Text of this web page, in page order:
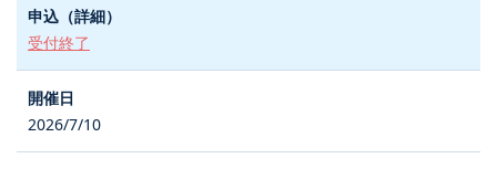
受付終了
2026/7/10